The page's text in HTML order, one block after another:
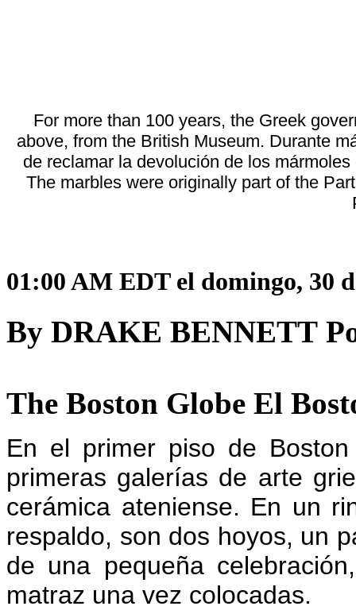
For more than 100 years, the Greek
above, from the British Museum. Durante
de reclamar la devolución de los
The marbles were originally part of the
01:00 AM EDT el domingo, 30
By DRAKE BENNETT
The Boston Globe El
En el primer piso de
primeras galerías de arte
cerámica ateniense. En un
respaldo, son dos hoyos, un
de una pequeña
matraz una vez colocadas.